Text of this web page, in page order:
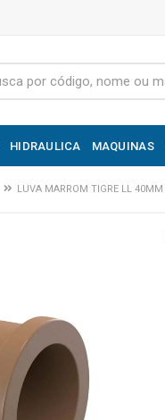
HIDRAULICA MAQUINAS
LUVA MARROM TIGRE LL 40MM